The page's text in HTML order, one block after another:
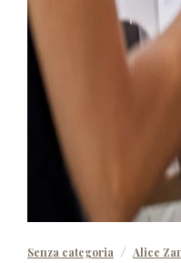
Senza categoria Alice